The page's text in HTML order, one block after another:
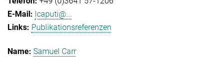
lcaputi@...
Publikationsreferenzen
Samuel Carr